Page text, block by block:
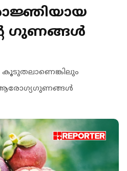
ഗുണങ്ങൾ
കൂടുതലാണെങ്കിലും
ആരോഗ്യഗുണങ്ങൾ